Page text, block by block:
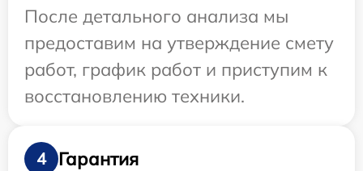
После детального анализа мы
предоставим на утверждение смету
работ, график работ и приступим к
восстановлению техники.
4
Гарантия